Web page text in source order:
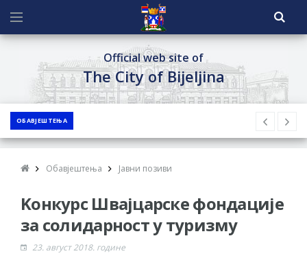
Official web site of
The City of Bijeljina
ОБАВЈЕШТЕЊА
Обавјештења Јавни позиви
Kонкурс Швајцарске фондације
за солидарност у туризму
23. август 2018. године